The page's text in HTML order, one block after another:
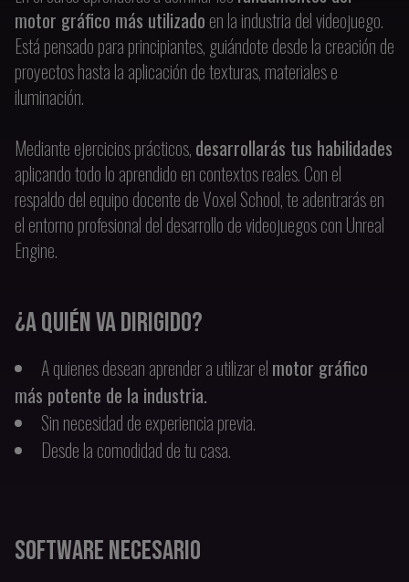
motor gráfico más utilizado en la industria del videojuego.
Está pensado para principiantes, guiándote desde la creación de
proyectos hasta la aplicación de texturas, materiales e
iluminación.
Mediante ejercicios prácticos, desarrollarás tus habilidades
aplicando todo lo aprendido en contextos reales. Con el
respaldo del equipo docente de Voxel School, te adentrarás en
el entorno profesional del desarrollo de videojuegos con Unreal
Engine.
¿A QUIÉN VA DIRIGIDO?
A quienes desean aprender a utilizar el motor gráfico
más potente de la industria.
Sin necesidad de experiencia previa.
Desde la comodidad de tu casa.
SOFTWARE NECESARIO